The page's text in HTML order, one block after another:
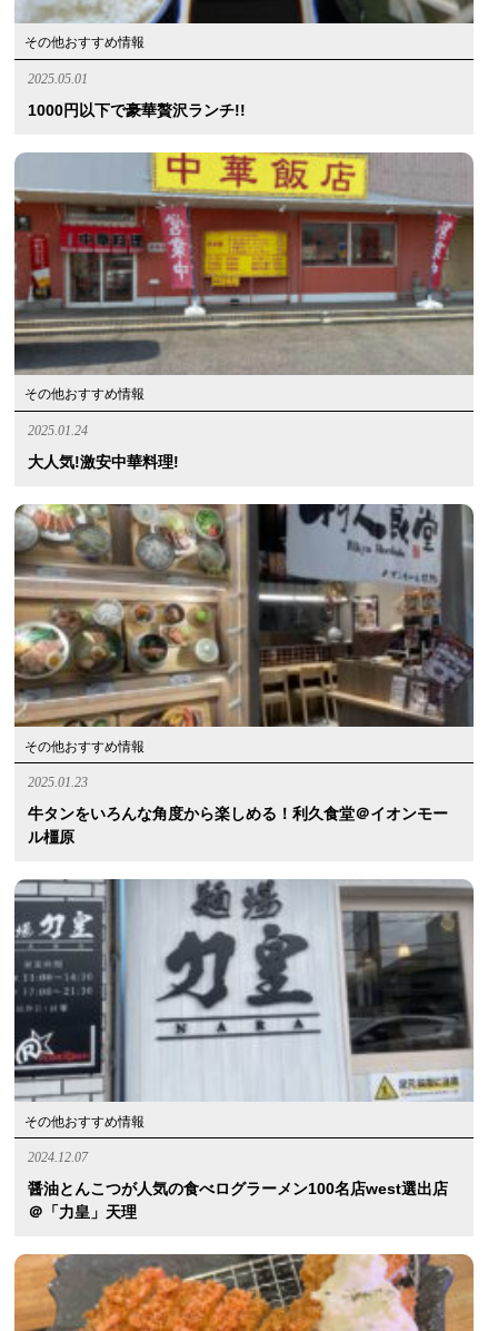
その他おすすめ情報
2025.05.01
1000円以下で豪華贅沢ランチ!!
その他おすすめ情報
2025.01.24
大人気!激安中華料理!
その他おすすめ情報
2025.01.23
牛タンをいろんな角度から楽しめる！利久食堂＠イオンモー
ル橿原
その他おすすめ情報
2024.12.07
醤油とんこつが人気の食べログラーメン100名店west選出店
＠「力皇」天理